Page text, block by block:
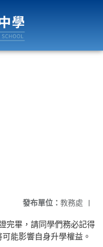
發布單位： 教務處 |
完畢，請同學們務必記得
能影響自身升學權益。